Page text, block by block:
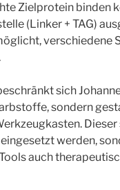
Zielprotein binden
(Linker + TAG)
verschiedene
sich
sondern
werden,
auch